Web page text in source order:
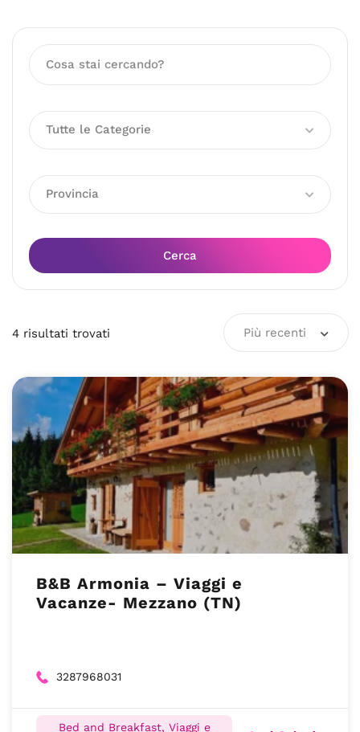
Tutte le Categorie
Provincia
Cerca
4 risultati trovati Più recenti
B&B Armonia – Viaggi e
Vacanze- Mezzano (TN)
3287968031
Bed and Breakfast, Viaggi e